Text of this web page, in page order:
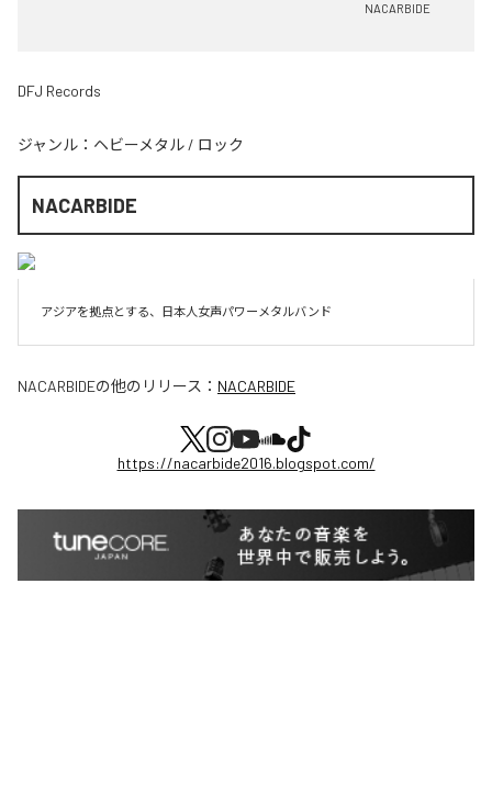
NACARBIDE
DFJ Records
ジャンル： ヘビーメタル / ロック
NACARBIDE
アジアを拠点とする、日本人女声パワーメタルバンド
NACARBIDEの他のリリース： NACARBIDE
https://nacarbide2016.blogspot.com/